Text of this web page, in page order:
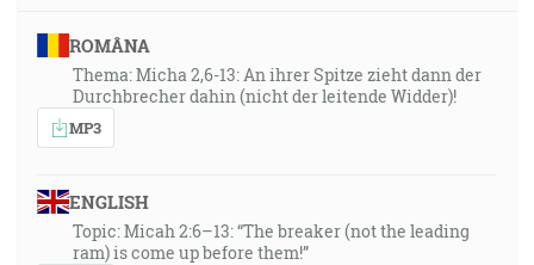
ROMÂNA
Thema: Micha 2,6-13: An ihrer Spitze zieht dann der
Durchbrecher dahin (nicht der leitende Widder)!
MP3
ENGLISH
Topic: Micah 2:6–13: “The breaker (not the leading
ram) is come up before them!”